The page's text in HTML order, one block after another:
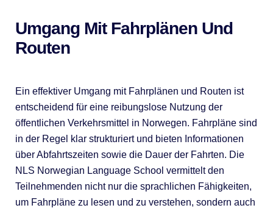
Umgang Mit Fahrplänen Und
Routen
Ein effektiver Umgang mit Fahrplänen und Routen ist
entscheidend für eine reibungslose Nutzung der
öffentlichen Verkehrsmittel in Norwegen. Fahrpläne sind
in der Regel klar strukturiert und bieten Informationen
über Abfahrtszeiten sowie die Dauer der Fahrten. Die
NLS Norwegian Language School vermittelt den
Teilnehmenden nicht nur die sprachlichen Fähigkeiten,
um Fahrpläne zu lesen und zu verstehen, sondern auch